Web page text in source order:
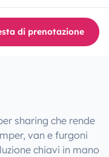
di prenotazione
sharing che rende
van e furgoni
chiavi in mano